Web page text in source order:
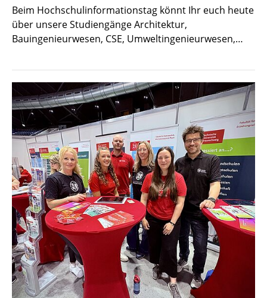
Beim Hochschulinformationstag könnt Ihr euch heute
über unsere Studiengänge Architektur,
Bauingenieurwesen, CSE, Umweltingenieurwesen,…